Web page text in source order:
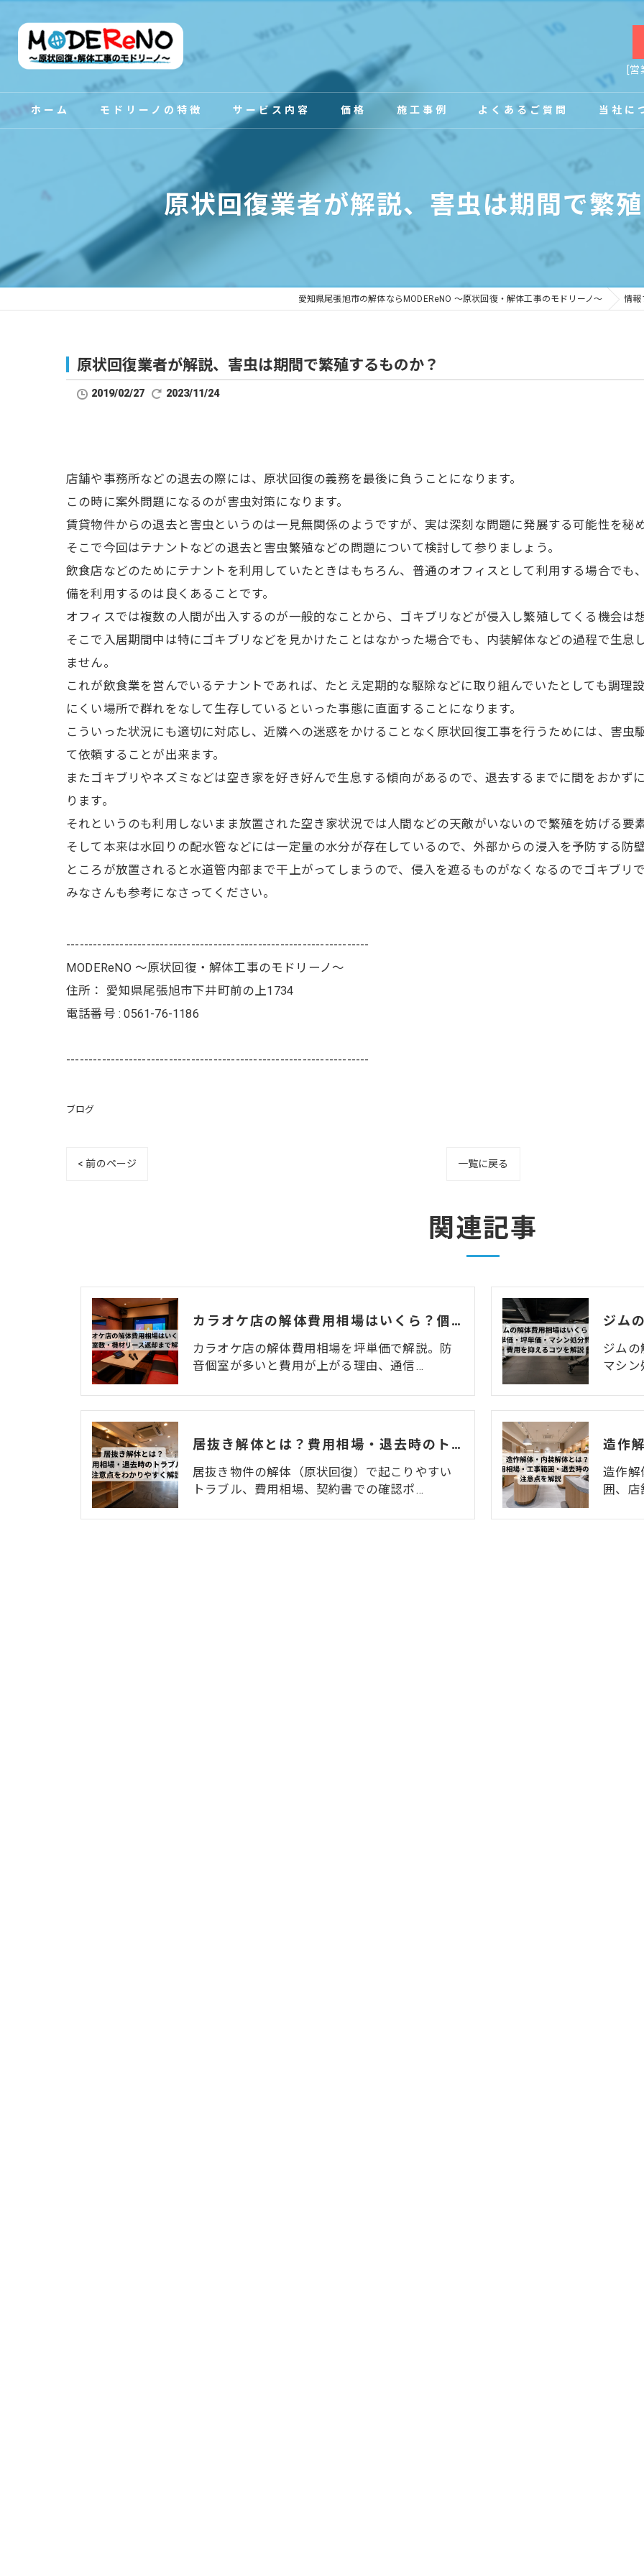
[
ホーム モドリーノの特徴 サービス内容 価格 施工事例 よくあるご質問 当社に
事務所
工場
原状回復業者が解説、害虫は期間で繁
愛知県尾張旭市の解体ならMODEReNO ～原状回復・解体工事のモドリーノ～ 情報
原状回復業者が解説、害虫は期間で繁殖するものか？
2019/02/27 2023/11/24
店舗や事務所などの退去の際には、原状回復の義務を最後に負うことになります。
この時に案外問題になるのが害虫対策になります。
賃貸物件からの退去と害虫というのは一見無関係のようですが、実は深刻な問題に発展する可能性を秘
そこで今回はテナントなどの退去と害虫繁殖などの問題について検討して参りましょう。
飲食店などのためにテナントを利用していたときはもちろん、普通のオフィスとして利用する場合でも
備を利用するのは良くあることです。
オフィスでは複数の人間が出入するのが一般的なことから、ゴキブリなどが侵入し繁殖してくる機会は
そこで入居期間中は特にゴキブリなどを見かけたことはなかった場合でも、内装解体などの過程で生息
ません。
これが飲食業を営んでいるテナントであれば、たとえ定期的な駆除などに取り組んでいたとしても調理
にくい場所で群れをなして生存しているといった事態に直面することになります。
こういった状況にも適切に対応し、近隣への迷惑をかけることなく原状回復工事を行うためには、害虫
て依頼することが出来ます。
またゴキブリやネズミなどは空き家を好き好んで生息する傾向があるので、退去するまでに間をおかず
ります。
それというのも利用しないまま放置された空き家状況では人間などの天敵がいないので繁殖を妨げる要
そして本来は水回りの配水管などには一定量の水分が存在しているので、外部からの浸入を予防する防
ところが放置されると水道管内部まで干上がってしまうので、侵入を遮るものがなくなるのでゴキブリ
みなさんも参考になさってください。
--------------------------------------------------------------------
MODEReNO ～原状回復・解体工事のモドリーノ～
住所： 愛知県尾張旭市下井町前の上1734
電話番号 :0561-76-1186
--------------------------------------------------------------------
ブログ
< 前のページ 一覧に戻る
関連記事
カラオケ店の解体費用相場はいくら？個室数・機材リース返却まで解説
カラオケ店の解体費用相場を坪単価で解説。防
音個室が多いと費用が上がる理由、通信…
ジムの
マシン
居抜き解体とは？費用相場・退去時のトラブル・注意点をわかりやすく解説
居抜き物件の解体（原状回復）で起こりやすい
トラブル、費用相場、契約書での確認ポ…
造作解
囲、